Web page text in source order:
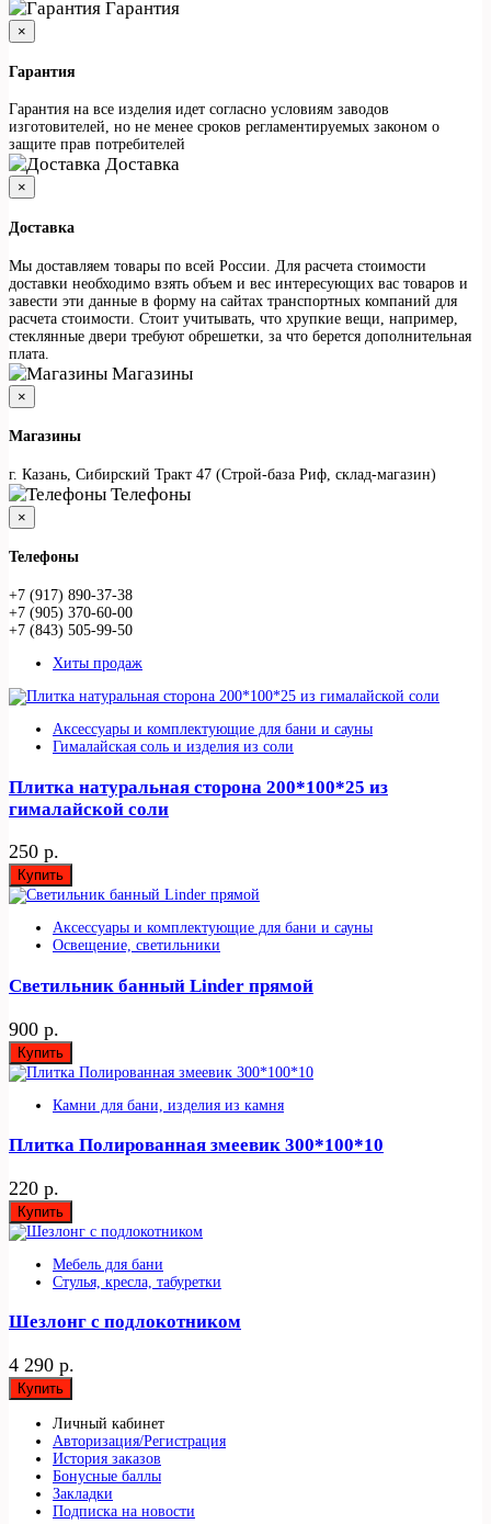
Гарантия
×
Гарантия
Гарантия на все изделия идет согласно условиям заводов
изготовителей, но не менее сроков регламентируемых законом о
защите прав потребителей
Доставка
×
Доставка
Мы доставляем товары по всей России. Для расчета стоимости
доставки необходимо взять объем и вес интересующих вас товаров и
завести эти данные в форму на сайтах транспортных компаний для
расчета стоимости. Стоит учитывать, что хрупкие вещи, например,
стеклянные двери требуют обрешетки, за что берется дополнительная
плата.
Магазины
×
Магазины
г. Казань, Сибирский Тракт 47 (Строй-база Риф, склад-магазин)
Телефоны
×
Телефоны
+7 (917) 890-37-38
+7 (905) 370-60-00
+7 (843) 505-99-50
Хиты продаж
Аксессуары и комплектующие для бани и сауны
Гималайская соль и изделия из соли
Плитка натуральная сторона 200*100*25 из
гималайской соли
250 р.
Купить
Аксессуары и комплектующие для бани и сауны
Освещение, светильники
Светильник банный Linder прямой
900 р.
Купить
Камни для бани, изделия из камня
Плитка Полированная змеевик 300*100*10
220 р.
Купить
Мебель для бани
Стулья, кресла, табуретки
Шезлонг с подлокотником
4 290 р.
Купить
Личный кабинет
Авторизация/Регистрация
История заказов
Бонусные баллы
Закладки
Подписка на новости